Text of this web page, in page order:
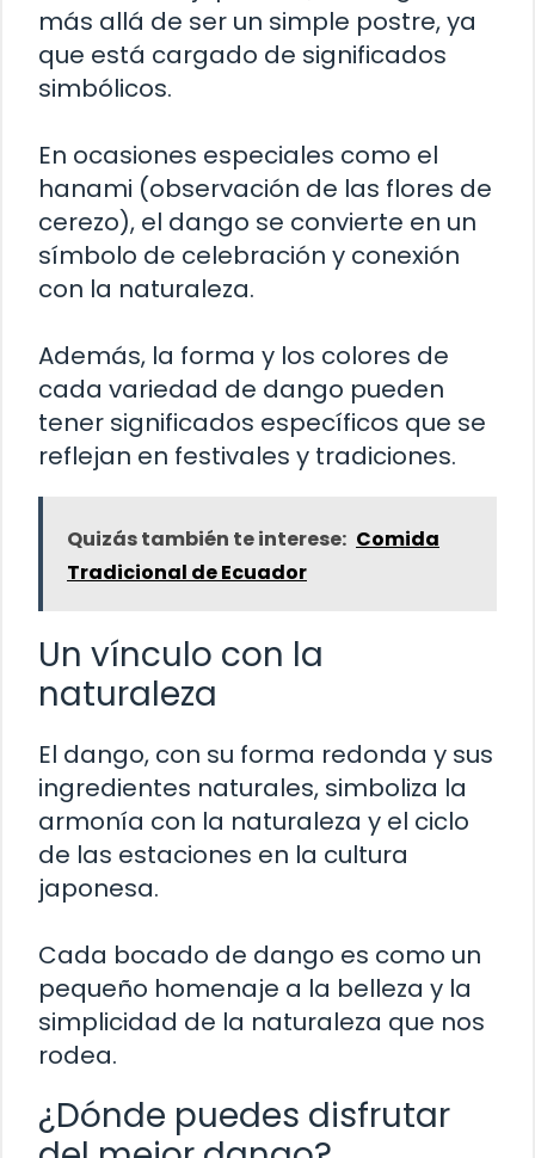
más allá de ser un simple postre, ya
que está cargado de significados
simbólicos.
En ocasiones especiales como el
hanami (observación de las flores de
cerezo), el dango se convierte en un
símbolo de celebración y conexión
con la naturaleza.
Además, la forma y los colores de
cada variedad de dango pueden
tener significados específicos que se
reflejan en festivales y tradiciones.
Quizás también te interese: Comida
Tradicional de Ecuador
Un vínculo con la
naturaleza
El dango, con su forma redonda y sus
ingredientes naturales, simboliza la
armonía con la naturaleza y el ciclo
de las estaciones en la cultura
japonesa.
Cada bocado de dango es como un
pequeño homenaje a la belleza y la
simplicidad de la naturaleza que nos
rodea.
¿Dónde puedes disfrutar